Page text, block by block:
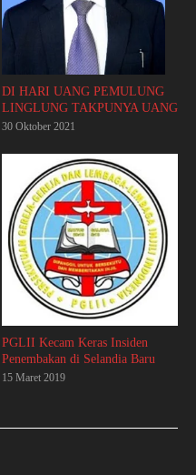
DI HARI UANG PEMULUNG
LINGLUNG TAKPUNYA UANG
30 Oktober 2021
PGLII Kecam Keras Insiden
Penembakan di Selandia Baru
15 Maret 2019